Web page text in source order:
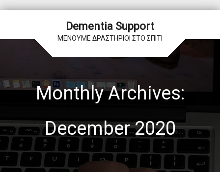
Dementia Support
ΜΕΝΟΥΜΕ ΔΡΑΣΤΗΡΙΟΙ ΣΤΟ ΣΠΙΤΙ
Monthly Archives:
December 2020